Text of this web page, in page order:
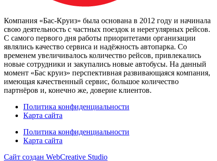
Компания «Бас-Круиз» была основана в 2012 году и начинала
свою деятельность с частных поездок и нерегулярных рейсов.
С самого первого дня работы приоритетами организации
являлись качество сервиса и надёжность автопарка. Со
временем увеличивалось количество рейсов, привлекались
новые сотрудники и закупались новые автобусы. На данный
момент «Бас круиз» перспективная развивающаяся компания,
имеющая качественный сервис, большое количество
партнёров и, конечно же, доверие клиентов.
Политика конфиденциальности
Карта сайта
Политика конфиденциальности
Карта сайта
Сайт создан WebCreative Studio